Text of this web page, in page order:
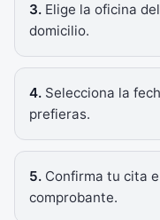
3. Elige la oficina
domicilio.
4. Selecciona la
prefieras.
5. Confirma tu cita
comprobante.